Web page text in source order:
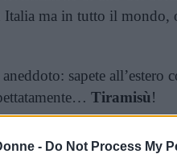
- Do Not Process My
ma in tutto il mondo,
sapete all’estero
Tiramisù!
vi piace il